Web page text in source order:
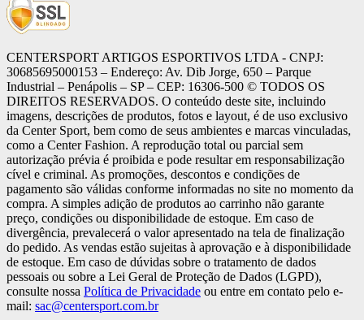
CENTERSPORT ARTIGOS ESPORTIVOS LTDA - CNPJ:
30685695000153 – Endereço: Av. Dib Jorge, 650 – Parque
Industrial – Penápolis – SP – CEP: 16306-500 ©️ TODOS OS
DIREITOS RESERVADOS. O conteúdo deste site, incluindo
imagens, descrições de produtos, fotos e layout, é de uso exclusivo
da Center Sport, bem como de seus ambientes e marcas vinculadas,
como a Center Fashion. A reprodução total ou parcial sem
autorização prévia é proibida e pode resultar em responsabilização
cível e criminal. As promoções, descontos e condições de
pagamento são válidas conforme informadas no site no momento da
compra. A simples adição de produtos ao carrinho não garante
preço, condições ou disponibilidade de estoque. Em caso de
divergência, prevalecerá o valor apresentado na tela de finalização
do pedido. As vendas estão sujeitas à aprovação e à disponibilidade
de estoque. Em caso de dúvidas sobre o tratamento de dados
pessoais ou sobre a Lei Geral de Proteção de Dados (LGPD),
consulte nossa Política de Privacidade ou entre em contato pelo e-
mail: sac@centersport.com.br